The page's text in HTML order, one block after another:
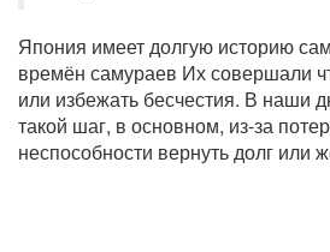
Япония имеет долгую историю
времён самураев Их совершали
или избежать бесчестия. В наши
такой шаг, в основном, из-за
неспособности вернуть долг или